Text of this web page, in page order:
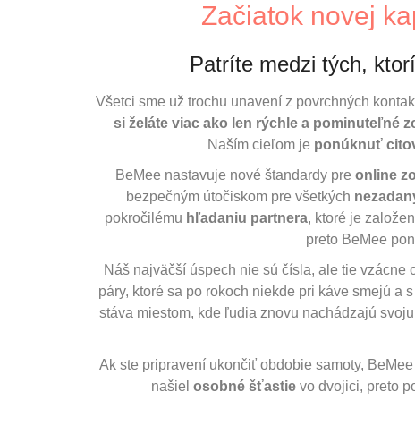
Začiatok novej
Patríte medzi tých,
Všetci sme už trochu unavení z povrchných
si želáte viac ako len rýchle a pominuteľné
Naším cieľom je ponúknuť
BeMee nastavuje nové štandardy pre online
bezpečným útočiskom pre všetkých
pokročilému hľadaniu partnera, ktoré je
preto BeMee
Náš najväčší úspech nie sú čísla, ale tie
páry, ktoré sa po rokoch niekde pri káve smejú a
stáva miestom, kde ľudia znovu nachádzajú
Ak ste pripravení ukončiť obdobie samoty,
našiel osobné šťastie vo dvojici, preto